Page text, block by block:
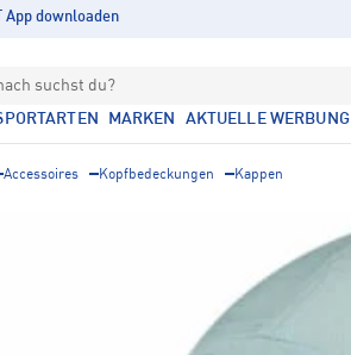
App downloaden
suchst du?
MARKEN AKTUELLE WERBUNG
Accessoires Kopfbedeckungen Kappen